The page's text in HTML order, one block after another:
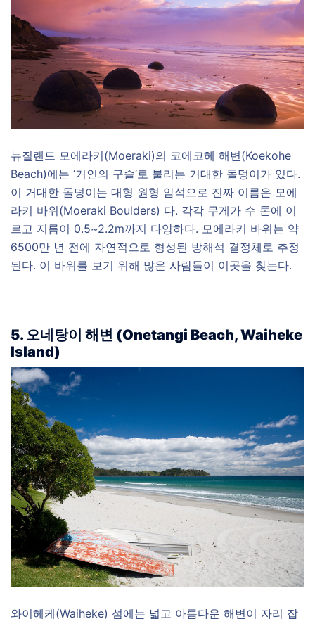
뉴질랜드 모에라키(Moeraki)의 코에코헤 해변(Koekohe
Beach)에는 ‘거인의 구슬’로 불리는 거대한 돌덩이가 있다.
이 거대한 돌덩이는 대형 원형 암석으로 진짜 이름은 모에
라키 바위(Moeraki Boulders) 다. 각각 무게가 수 톤에 이
르고 지름이 0.5~2.2m까지 다양하다. 모에라키 바위는 약
6500만 년 전에 자연적으로 형성된 방해석 결정체로 추정
된다. 이 바위를 보기 위해 많은 사람들이 이곳을 찾는다.
5. 오네탕이 해변 (Onetangi Beach, Waiheke
Island)
와이헤케(Waiheke) 섬에는 넓고 아름다운 해변이 자리 잡